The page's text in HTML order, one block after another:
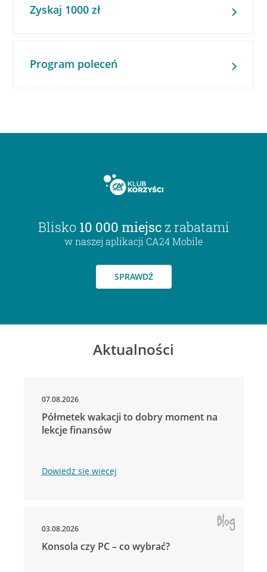
Zyskaj 1000 zł
Program poleceń
Blisko 10 000 miejsc z rabatami
w naszej aplikacji CA24 Mobile
SPRAWDŹ
Aktualności
07.08.2026
Półmetek wakacji to dobry moment na
lekcje finansów
Dowiedz się więcej
03.08.2026
Konsola czy PC – co wybrać?